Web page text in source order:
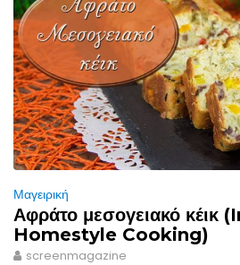
Μαγειρική
Αφράτο μεσογειακό κέικ
Homestyle Cooking)
screenmagazine